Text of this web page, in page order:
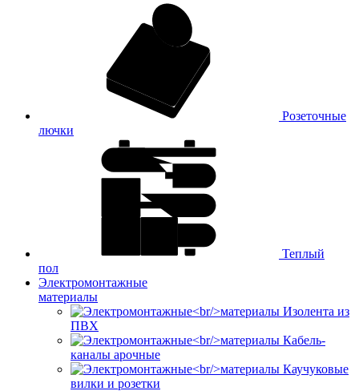
Розеточные
лючки
Теплый
пол
Электромонтажные
материалы
Изолента из
ПВХ
Кабель-
каналы арочные
Каучуковые
вилки и розетки